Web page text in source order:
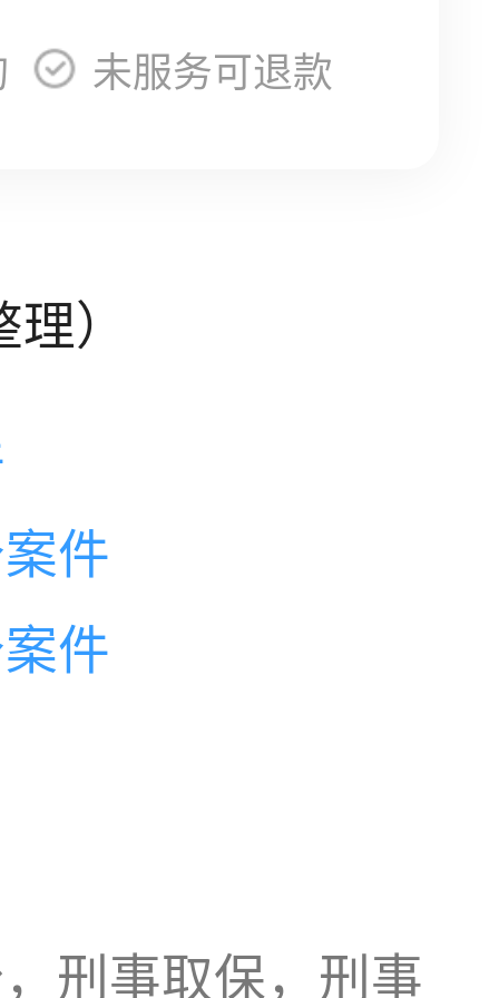
未服务可退款
）
件
件
刑事取保，刑事